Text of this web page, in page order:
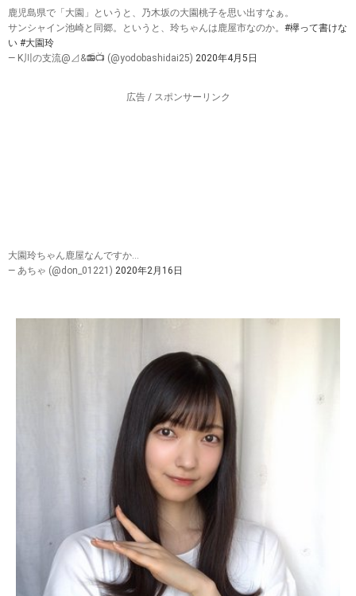
鹿児島県で「大園」というと、乃木坂の大園桃子を思い出すなぁ。
サンシャイン池崎と同郷。というと、玲ちゃんは鹿屋市なのか。 #欅って書けな
い #大園玲
— K川の支流@⊿&📻📺 (@yodobashidai25) 2020年4月5日
広告 / スポンサーリンク
大園玲ちゃん鹿屋なんですか…
— あちゃ (@don_01221) 2020年2月16日